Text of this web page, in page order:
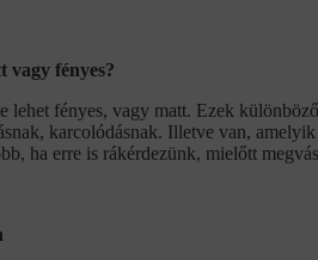
vagy fényes?
lehet fényes, vagy matt. Ezek
karcolódásnak. Illetve van,
ha erre is rákérdezünk, mielőtt